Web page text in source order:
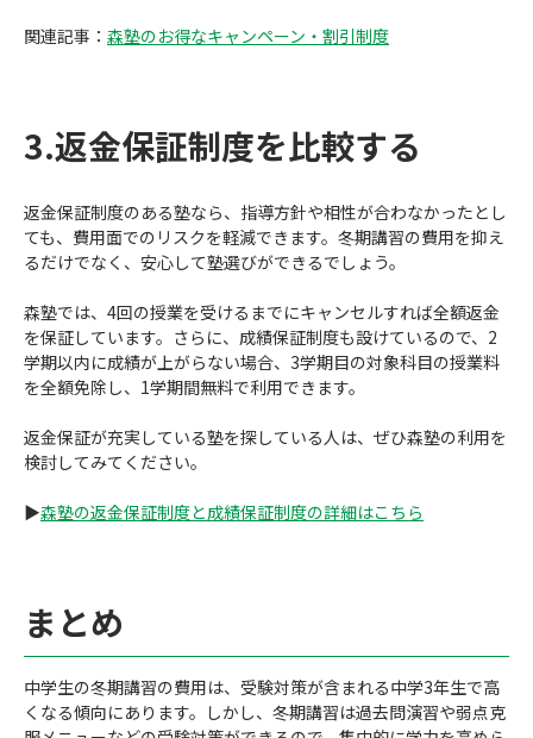
関連記事： 森塾のお得なキャンペーン・割引制度
3.返金保証制度を比較する
返金保証制度のある塾なら、指導方針や相性が合わなかったとし
ても、費用面でのリスクを軽減できます。冬期講習の費用を抑え
るだけでなく、安心して塾選びができるでしょう。
森塾では、4回の授業を受けるまでにキャンセルすれば全額返金
を保証しています。さらに、成績保証制度も設けているので、2
学期以内に成績が上がらない場合、3学期目の対象科目の授業料
を全額免除し、1学期間無料で利用できます。
返金保証が充実している塾を探している人は、ぜひ森塾の利用を
検討してみてください。
▶︎森塾の返金保証制度と成績保証制度の詳細はこちら
まとめ
中学生の冬期講習の費用は、受験対策が含まれる中学3年生で高
くなる傾向にあります。しかし、冬期講習は過去問演習や弱点克